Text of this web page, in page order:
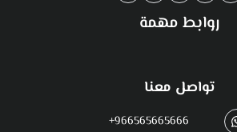
روابط مهمة
تواصل معنا
+966565665666